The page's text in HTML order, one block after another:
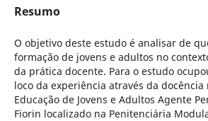
Resumo
O objetivo deste estudo é analisar de
formação de jovens e adultos no
da prática docente. Para o estudo
loco da experiência através da docência
Educação de Jovens e Adultos Agente
Fiorin localizado na Penitenciária